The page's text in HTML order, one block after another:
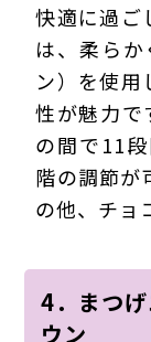
快適に過ご
は、柔ら
ン）を使用
性が魅力で
の間で11
階の調節が
の他、チョ
4．まつ
ウン